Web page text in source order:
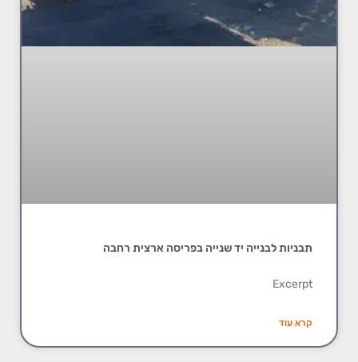
תבניות לבנייה יד שנייה בפריסה ארצית רחבה
Excerpt
קרא עוד